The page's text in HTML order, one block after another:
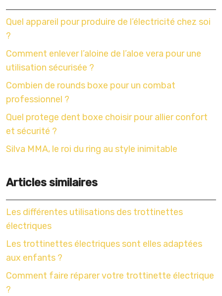
Quel appareil pour produire de l’électricité chez soi
?
Comment enlever l’aloine de l’aloe vera pour une
utilisation sécurisée ?
Combien de rounds boxe pour un combat
professionnel ?
Quel protege dent boxe choisir pour allier confort
et sécurité ?
Silva MMA, le roi du ring au style inimitable
Articles similaires
Les différentes utilisations des trottinettes
électriques
Les trottinettes électriques sont elles adaptées
aux enfants ?
Comment faire réparer votre trottinette électrique
?